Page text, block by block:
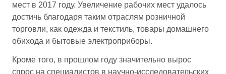
мест в 2017 году. Увеличение рабочих мест удалось
достичь благодаря таким отраслям розничной
торговли, как одежда и текстиль, товары домашнего
обихода и бытовые электроприборы.
Кроме того, в прошлом году значительно вырос
спрос на специалистов в научно-исследовательских